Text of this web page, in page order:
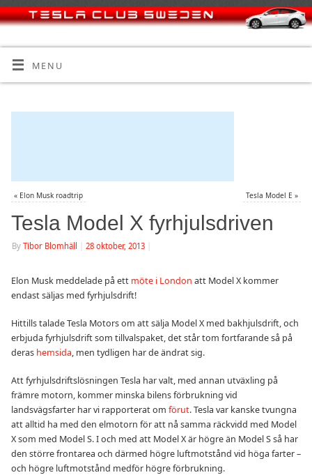
MENU
« Elon Musk roadtrip Tesla Model E »
Tesla Model X fyrhjulsdriven
By Tibor Blomhäll 28 oktober, 2013
Elon Musk meddelade på ett möte i London att Model X kommer
endast säljas med fyrhjulsdrift!
Hittills talade Tesla Motors om att sälja Model X med bakhjulsdrift, och
erbjuda fyrhjulsdrift som tillvalspaket, det står tom fortfarande så på
deras hemsida, men tydligen har de ändrat sig.
Att fyrhjulsdriftslösningen Tesla har valt, med annan utväxling på
främre motorn, kommer minska bilens förbrukning vid
landsvägsfarter har vi rapporterat om förut. Tesla var kanske tvungna
att alltid ha med den elmotorn för att nå samma räckvidd med Model
X som med Model S. I och med att Model X är högre än Model S så har
den större frontarea och därmed högre luftmotstånd vid höga farter –
och högre luftmotstånd medför högre förbrukning.